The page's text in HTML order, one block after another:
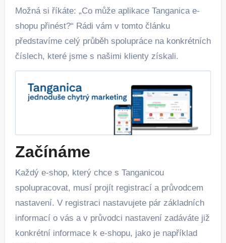
Možná si říkáte: „Co může aplikace Tanganica e-
shopu přinést?“ Rádi vám v tomto článku
představíme celý průběh spolupráce na konkrétních
číslech, které jsme s našimi klienty získali.
Začínáme
Každý e-shop, který chce s Tanganicou
spolupracovat, musí projít registrací a průvodcem
nastavení. V registraci nastavujete pár základních
informací o vás a v průvodci nastavení zadáváte již
konkrétní informace k e-shopu, jako je například